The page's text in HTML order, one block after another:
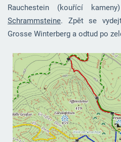
Rauchestein (kouřící
Schrammsteine. Zpět se
Grosse Winterberg a odtud po